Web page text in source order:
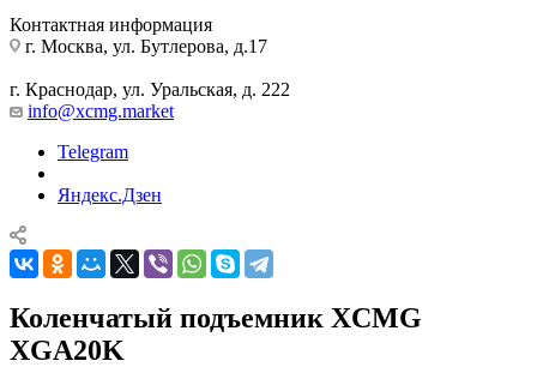
Контактная информация
г. Москва, ул. Бутлерова, д.17
г. Краснодар, ул. Уральская, д. 222
info@xcmg.market
Telegram
Яндекс.Дзен
Коленчатый подъемник XCMG
XGA20K